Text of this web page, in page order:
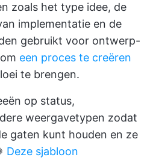
zoals het type idee, de
implementatie en de
gebruikt voor ontwerp-
een proces te creëren
te brengen.
op status,
weergavetypen zodat
gaten kunt houden en ze
Deze sjabloon